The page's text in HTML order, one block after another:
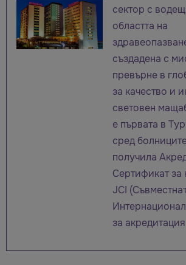
сектор с
областта на
създадена с
превърне в
за качество и
световен
е първата в
сред
получила
Сертификат за
JCI
за